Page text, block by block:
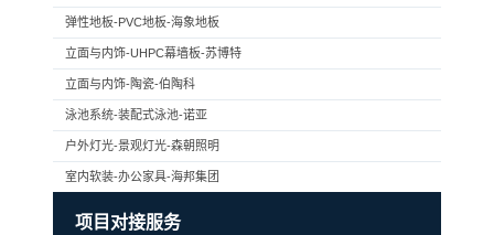
弹性地板-PVC地板-海象地板
立面与内饰-UHPC幕墙板-苏博特
立面与内饰-陶瓷-伯陶科
泳池系统-装配式泳池-诺亚
户外灯光-景观灯光-森朝照明
室内软装-办公家具-海邦集团
项目对接服务